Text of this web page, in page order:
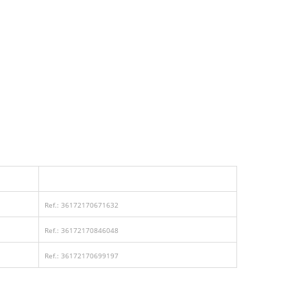
Ref.: 36172170671632
Ref.: 36172170846048
Ref.: 36172170699197